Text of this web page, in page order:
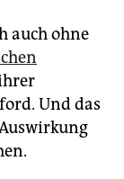
auch ohne
Und das